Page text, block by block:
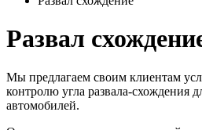
Развал
Мы предлагаем своим клиентам
контролю угла развала-схождения
автомобилей.